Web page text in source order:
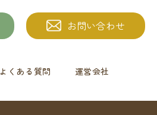
お問い合わせ
よくある質問 運営会社